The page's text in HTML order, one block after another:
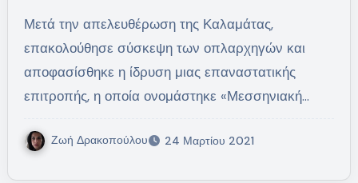
Μετά την απελευθέρωση της Καλαμάτας,
επακολούθησε σύσκεψη των οπλαρχηγών και
αποφασίσθηκε η ίδρυση μιας επαναστατικής
επιτροπής, η οποία ονομάστηκε «Μεσσηνιακή…
Ζωή Δρακοπούλου 24 Μαρτίου 2021